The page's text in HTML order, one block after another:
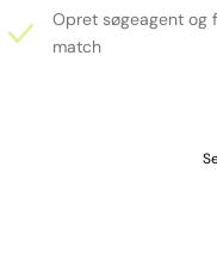
Opret søgeagent og
match